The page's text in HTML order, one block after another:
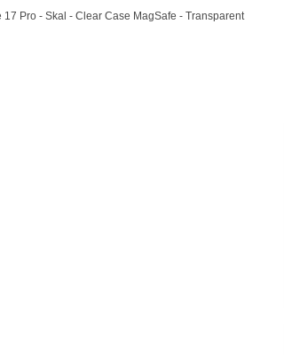
17 Pro - Skal - Clear Case MagSafe - Transparent